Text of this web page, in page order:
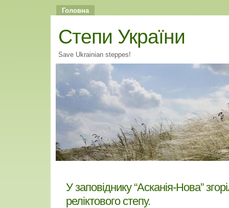
Головна
Cтепи України
Save Ukrainian steppes!
У заповіднику “Асканія-Нова”
реліктового степу.